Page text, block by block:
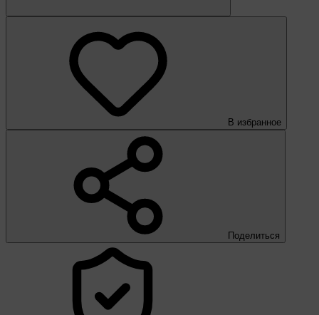
В избранное
Поделиться